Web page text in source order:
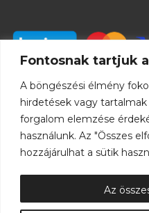
Fontosnak tartjuk
A böngészési élmény
hirdetések vagy
forgalom elemzése
használunk. Az "Összes
hozzájárulhat a sütik
Az